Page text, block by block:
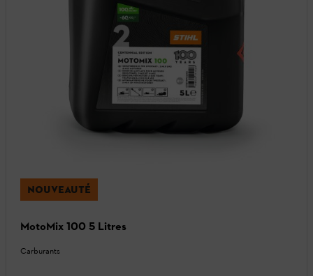
NOUVEAUTÉ
MotoMix 100 5 Litres
Carburants